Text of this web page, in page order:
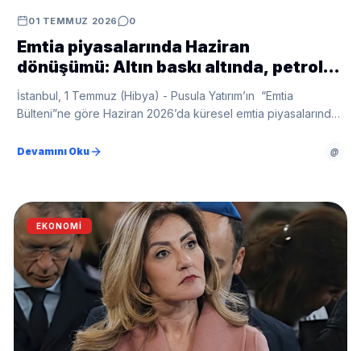
01 TEMMUZ 2026 0
Emtia piyasalarında Haziran
dönüşümü: Altın baskı altında, petrol
normalleşiyor
İstanbul, 1 Temmuz (Hibya) - Pusula Yatırım’ın “Emtia
Bülteni”ne göre Haziran 2026’da küresel emtia piyasalarında
Devamını Oku @
EKONOMI